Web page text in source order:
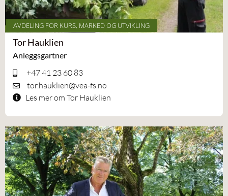
AVDELING FOR KURS, MARKED OG UTVIKLING
Tor Hauklien
Anleggsgartner
+47 41 23 60 83
tor.hauklien@vea-fs.no
Les mer om Tor Hauklien